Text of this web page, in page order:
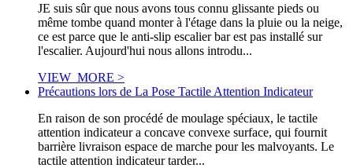
JE suis sûr que nous avons tous connu glissante pieds ou
même tombe quand monter à l'étage dans la pluie ou la neige,
ce est parce que le anti-slip escalier bar est pas installé sur
l'escalier. Aujourd'hui nous allons introdu...
VIEW_MORE >
Précautions lors de La Pose Tactile Attention Indicateur
En raison de son procédé de moulage spéciaux, le tactile
attention indicateur a concave convexe surface, qui fournit
barrière livraison espace de marche pour les malvoyants. Le
tactile attention indicateur tarder...